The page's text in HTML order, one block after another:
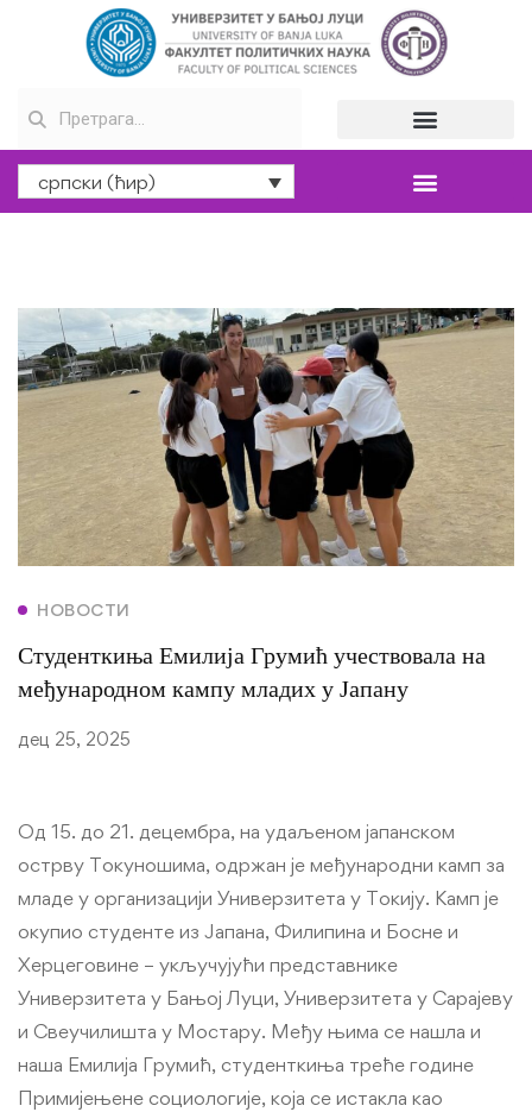
српски (ћир)
НОВОСТИ
Студенткиња Емилија Грумић учествовала на
међународном кампу младих у Јапану
дец 25, 2025
Од 15. до 21. децембра, на удаљеном јапанском
острву Токуношима, одржан је међународни камп за
младе у организацији Универзитета у Токију. Камп је
окупио студенте из Јапана, Филипина и Босне и
Херцеговине – укључујући представнике
Универзитета у Бањој Луци, Универзитета у Сарајеву
и Свеучилишта у Мостару. Међу њима се нашла и
наша Емилија Грумић, студенткиња треће године
Примијењене социологије, која се истакла као